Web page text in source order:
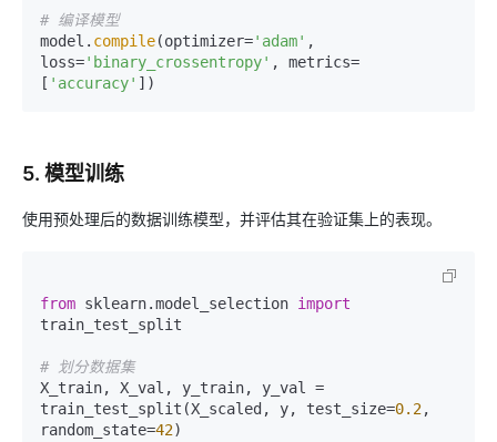
# 编译模型
model. compile(optimizer='adam' ,
loss='binary_crossentropy' , metrics=
[ 'accuracy'
5. 模型训练
使用预处理后的数据训练模型，并评估其在验证集上的表现。
from sklearn.model_selection import
train_test_split
# 划分数据集
X_train, X_val, y_train, y_val =
train_test_split(X_scaled, y, test_size=0.2,
random_state=42)